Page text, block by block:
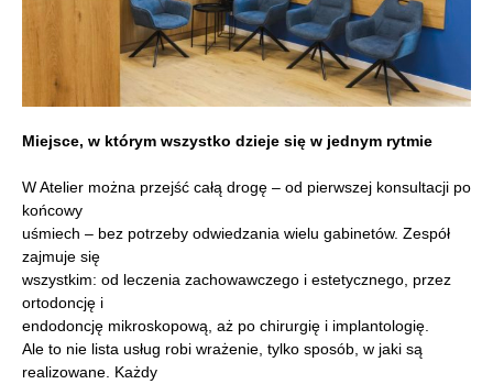
Miejsce, w którym wszystko dzieje się w jednym rytmie
W Atelier można przejść całą drogę – od pierwszej konsultacji po
końcowy
uśmiech – bez potrzeby odwiedzania wielu gabinetów. Zespół
zajmuje się
wszystkim: od leczenia zachowawczego i estetycznego, przez
ortodoncję i
endodoncję mikroskopową, aż po chirurgię i implantologię.
Ale to nie lista usług robi wrażenie, tylko sposób, w jaki są
realizowane. Każdy